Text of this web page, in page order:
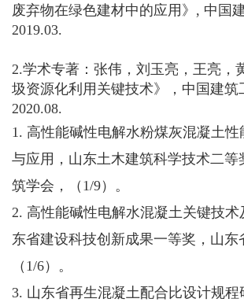
废弃物在绿色建材中的应用》, 中国
2019.03.
2.学术专著：张伟，刘玉亮，王亮，
圾资源化利用关键技术》，中国建筑
2020.08.
1. 高性能碱性电解水粉煤灰混凝土
与应用，山东土木建筑科学技术二等
筑学会，（1/9）。
2. 高性能碱性电解水混凝土关键技术
东省建设科技创新成果一等奖，山东
（1/6）。
3. 山东省再生混凝土配合比设计规程